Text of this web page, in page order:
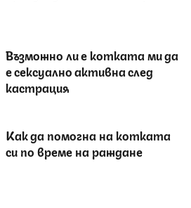
Възможно ли е котката ми да
е сексуално активна след
кастрация
Как да помогна на котката
си по време на раждане